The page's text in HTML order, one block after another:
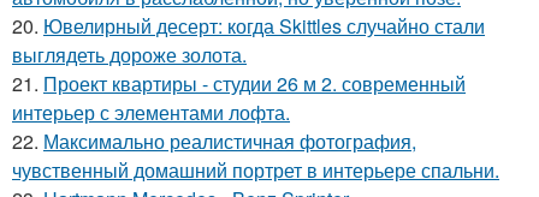
20. Ювелирный десерт: когда Skittles случайно стали
выглядеть дороже золота.
21. Проект квартиры - студии 26 м 2. современный
интерьер с элементами лофта.
22. Максимально реалистичная фотография,
чувственный домашний портрет в интерьере спальни.